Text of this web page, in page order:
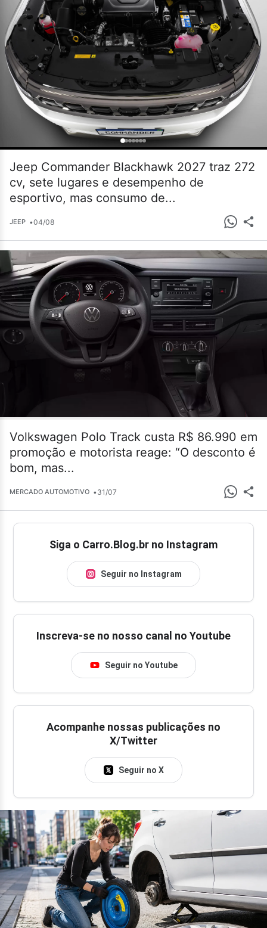
Jeep Commander Blackhawk 2027 traz 272
cv, sete lugares e desempenho de
esportivo, mas consumo de...
JEEP •04/08
Volkswagen Polo Track custa R$ 86.990 em
promoção e motorista reage: “O desconto é
bom, mas...
MERCADO AUTOMOTIVO •31/07
Siga o Carro.Blog.br no Instagram
Seguir no Instagram
Inscreva-se no nosso canal no Youtube
Seguir no Youtube
Acompanhe nossas publicações no
X/Twitter
Seguir no X